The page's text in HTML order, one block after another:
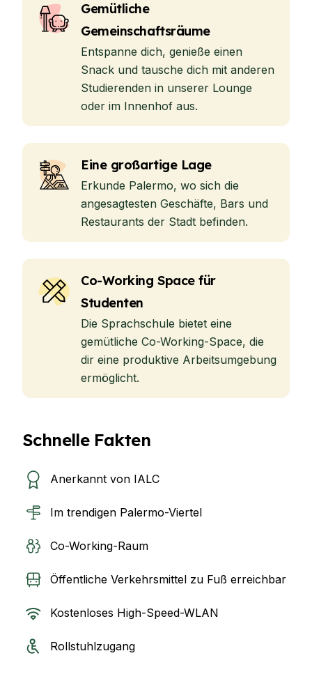
Gemütliche
Gemeinschaftsräume
Entspanne dich, genieße einen
Snack und tausche dich mit anderen
Studierenden in unserer Lounge
oder im Innenhof aus.
Eine großartige Lage
Erkunde Palermo, wo sich die
angesagtesten Geschäfte, Bars und
Restaurants der Stadt befinden.
Co-Working Space für
Studenten
Die Sprachschule bietet eine
gemütliche Co-Working-Space, die
dir eine produktive Arbeitsumgebung
ermöglicht.
Schnelle Fakten
Anerkannt von IALC
Im trendigen Palermo-Viertel
Co-Working-Raum
Öffentliche Verkehrsmittel zu Fuß erreichbar
Kostenloses High-Speed-WLAN
Rollstuhlzugang